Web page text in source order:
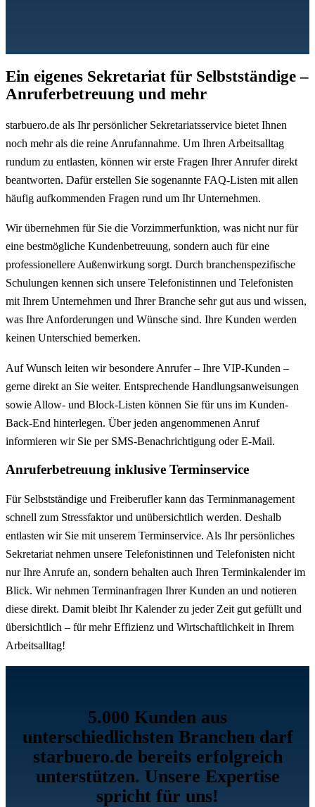
Ein eigenes Sekretariat für Selbstständige –
Anruferbetreuung und mehr
starbuero.de als Ihr persönlicher Sekretariatsservice bietet Ihnen
noch mehr als die reine Anrufannahme. Um Ihren Arbeitsalltag
rundum zu entlasten, können wir erste Fragen Ihrer Anrufer direkt
beantworten. Dafür erstellen Sie sogenannte FAQ-Listen mit allen
häufig aufkommenden Fragen rund um Ihr Unternehmen.
Wir übernehmen für Sie die Vorzimmerfunktion, was nicht nur für
eine bestmögliche Kundenbetreuung, sondern auch für eine
professionellere Außenwirkung sorgt. Durch branchenspezifische
Schulungen kennen sich unsere Telefonistinnen und Telefonisten
mit Ihrem Unternehmen und Ihrer Branche sehr gut aus und wissen,
was Ihre Anforderungen und Wünsche sind. Ihre Kunden werden
keinen Unterschied bemerken.
Auf Wunsch leiten wir besondere Anrufer – Ihre VIP-Kunden –
gerne direkt an Sie weiter. Entsprechende Handlungsanweisungen
sowie Allow- und Block-Listen können Sie für uns im Kunden-
Back-End hinterlegen. Über jeden angenommenen Anruf
informieren wir Sie per SMS-Benachrichtigung oder E-Mail.
Anruferbetreuung inklusive Terminservice
Für Selbstständige und Freiberufler kann das Terminmanagement
schnell zum Stressfaktor und unübersichtlich werden. Deshalb
entlasten wir Sie mit unserem Terminservice. Als Ihr persönliches
Sekretariat nehmen unsere Telefonistinnen und Telefonisten nicht
nur Ihre Anrufe an, sondern behalten auch Ihren Terminkalender im
Blick. Wir nehmen Terminanfragen Ihrer Kunden an und notieren
diese direkt. Damit bleibt Ihr Kalender zu jeder Zeit gut gefüllt und
übersichtlich – für mehr Effizienz und Wirtschaftlichkeit in Ihrem
Arbeitsalltag!
5.000 Kunden aus
unterschiedlichsten Branchen darf
starbuero.de bereits erfolgreich
unterstützen. Unsere Expertise
spricht für uns!